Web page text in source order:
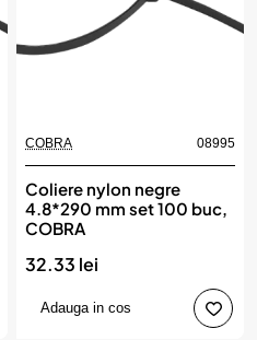
COBRA 08995
Coliere nylon negre
4.8*290 mm set 100 buc,
COBRA
32.33 lei
Adauga in cos